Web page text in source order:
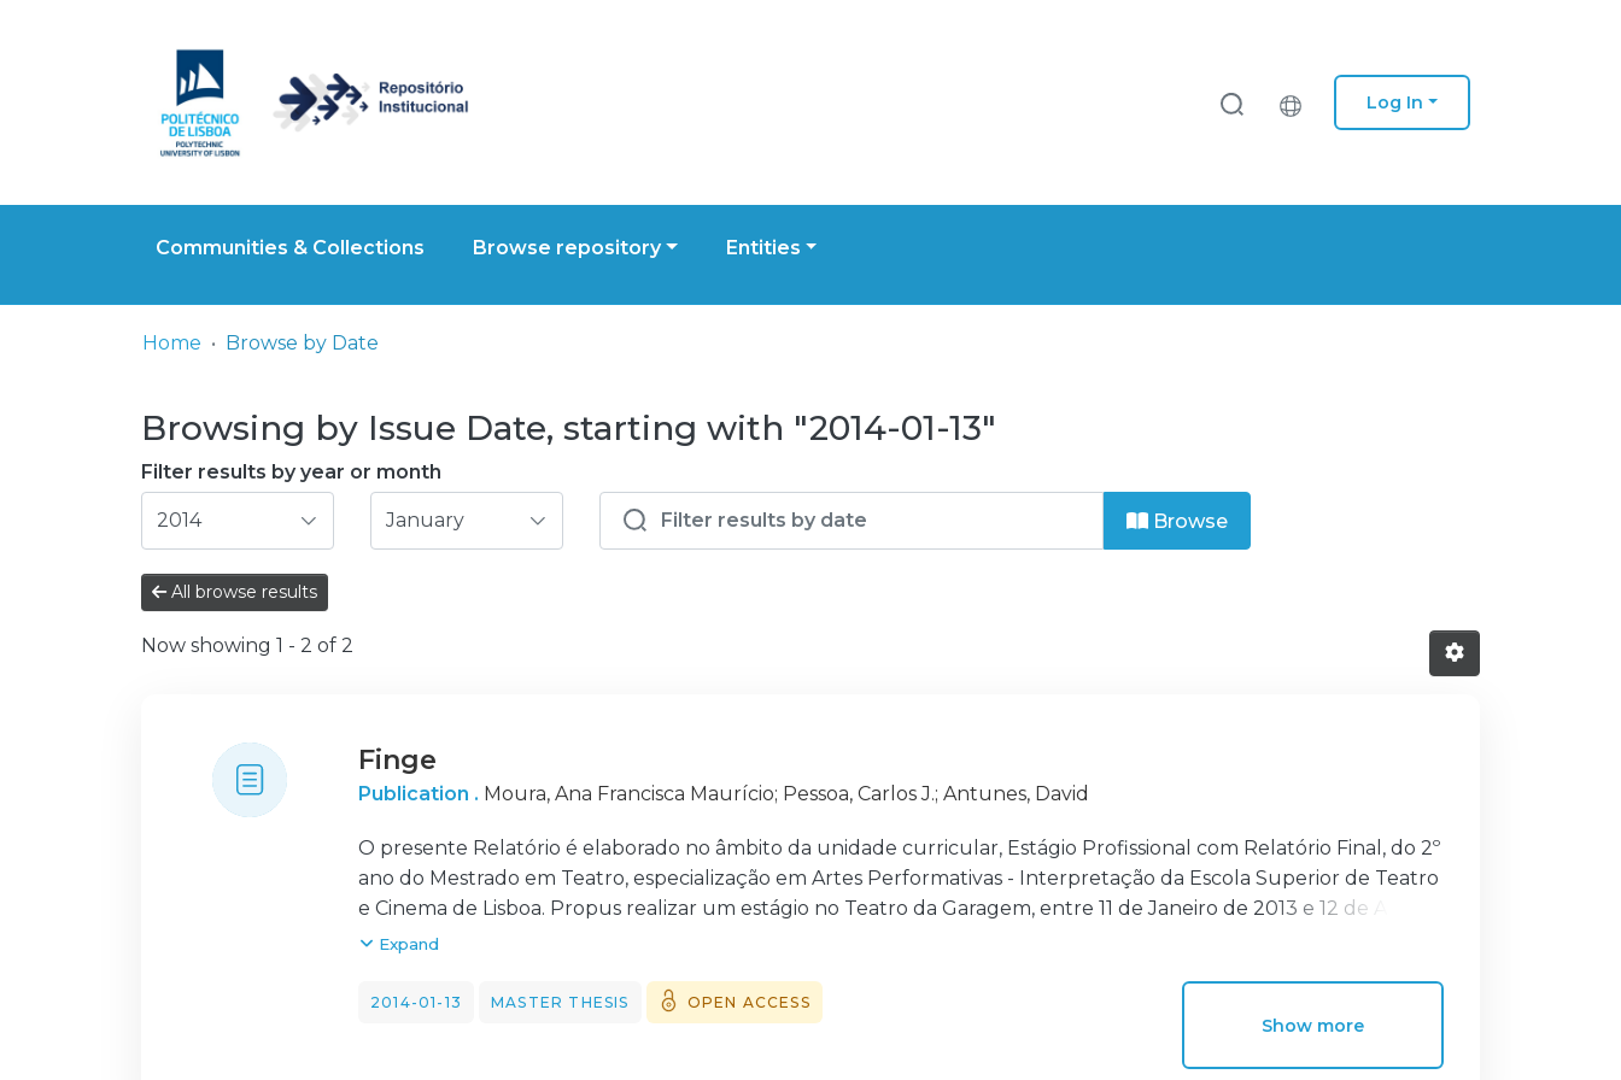
Log In
Communities & Collections Browse repository Entities
Home Browse by Date
Browsing by Issue Date, starting with "2014-01-13"
Filter results by year or month
Browse
All browse results
Now showing 1 - 2 of 2
Finge
Publication . Moura, Ana Francisca Maurício; Pessoa, Carlos J.; Antunes, David
O presente Relatório é elaborado no âmbito da unidade curricular, Estágio Profissional com Relatório Final, do 2º
ano do Mestrado em Teatro, especialização em Artes Performativas - Interpretação da Escola Superior de Teatro
e Cinema de Lisboa. Propus realizar um estágio no Teatro da Garagem, entre 11 de Janeiro de 2013 e 12 de Abril
de 2013, orientado e coorientado pelos docentes Carlos J. Pessoa e David Antunes, respetivamente. O Relatório
pretende ser a última fase da formação para obtenção do grau de Mestre e é por isso também o ponto de
partida para mais uma longa viagem para o mundo das artes e do espetáculo a nível profissional.
A organização do presente documento obedece à forma e à estrutura clássicas de um Relatório de Estágio
Expand
2014-01-13 MASTER THESIS OPEN ACCESS
Show more